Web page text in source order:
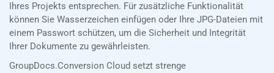
Ihres Projekts entsprechen. Für zusätzliche Funktionalität
können Sie Wasserzeichen einfügen oder Ihre JPG-Dateien mit
einem Passwort schützen, um die Sicherheit und Integrität
Ihrer Dokumente zu gewährleisten.
GroupDocs.Conversion Cloud setzt strenge